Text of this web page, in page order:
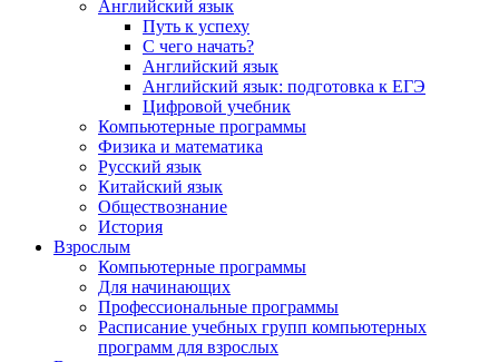
Английский язык
Путь к успеху
С чего начать?
Английский язык
Английский язык: подготовка к ЕГЭ
Цифровой учебник
Компьютерные программы
Физика и математика
Русский язык
Китайский язык
Обществознание
История
Взрослым
Компьютерные программы
Для начинающих
Профессиональные программы
Расписание учебных групп компьютерных
программ для взрослых